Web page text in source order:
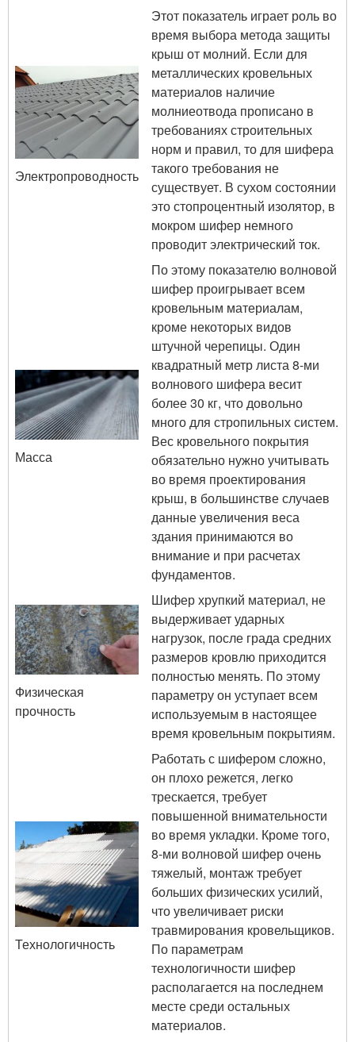
Электропроводность
Этот показатель играет роль во
время выбора метода защиты
крыш от молний. Если для
металлических кровельных
материалов наличие
молниеотвода прописано в
требованиях строительных
норм и правил, то для шифера
такого требования не
существует. В сухом состоянии
это стопроцентный изолятор, в
мокром шифер немного
проводит электрический ток.
Масса
По этому показателю волновой
шифер проигрывает всем
кровельным материалам,
кроме некоторых видов
штучной черепицы. Один
квадратный метр листа 8-ми
волнового шифера весит
более 30 кг, что довольно
много для стропильных систем.
Вес кровельного покрытия
обязательно нужно учитывать
во время проектирования
крыш, в большинстве случаев
данные увеличения веса
здания принимаются во
внимание и при расчетах
фундаментов.
Физическая
прочность
Шифер хрупкий материал, не
выдерживает ударных
нагрузок, после града средних
размеров кровлю приходится
полностью менять. По этому
параметру он уступает всем
используемым в настоящее
время кровельным покрытиям.
Технологичность
Работать с шифером сложно,
он плохо режется, легко
трескается, требует
повышенной внимательности
во время укладки. Кроме того,
8-ми волновой шифер очень
тяжелый, монтаж требует
больших физических усилий,
что увеличивает риски
травмирования кровельщиков.
По параметрам
технологичности шифер
располагается на последнем
месте среди остальных
материалов.